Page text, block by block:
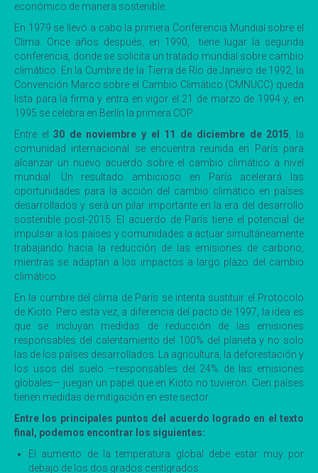
económico de manera sostenible.
En 1979 se llevó a cabo la primera Conferencia Mundial sobre el
Clima. Once años después, en 1990, tiene lugar la segunda
conferencia, donde se solicita un tratado mundial sobre cambio
climático. En la Cumbre de la Tierra de Río de Janeiro de 1992, la
Convención Marco sobre el Cambio Climático (CMNUCC) queda
lista para la firma y entra en vigor el 21 de marzo de 1994 y, en
1995 se celebra en Berlín la primera COP.
Entre el30 de noviembre y el 11 de diciembre de 2015, la
comunidad internacional se encuentra reunida en París para
alcanzar un nuevo acuerdo sobre el cambio climático a nivel
mundial. Un resultado ambicioso en París acelerará las
oportunidades para la acción del cambio climático en países
desarrollados y será un pilar importante en la era del desarrollo
sostenible post-2015. El acuerdo de París tiene el potencial de
impulsar a los países y comunidades a actuar simultáneamente
trabajando hacia la reducción de las emisiones de carbono,
mientras se adaptan a los impactos a largo plazo del cambio
climático.
En la cumbre del clima de París se intenta sustituir el Protocolo
de Kioto. Pero esta vez, a diferencia del pacto de 1997, la idea es
que se incluyan medidas de reducción de las emisiones
responsables del calentamiento del 100% del planeta y no solo
las de los países desarrollados. La agricultura, la deforestación y
los usos del suelo —responsables del 24% de las emisiones
globales— juegan un papel que en Kioto no tuvieron. Cien países
tienen medidas de mitigación en este sector.
Entre los principales puntos del acuerdo logrado en el texto
final, podemos encontrar los siguientes:
El aumento de la temperatura global debe estar muy por
debajo de los dos grados centígrados.